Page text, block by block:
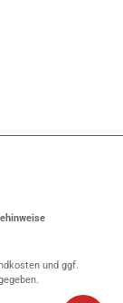
und ggf.